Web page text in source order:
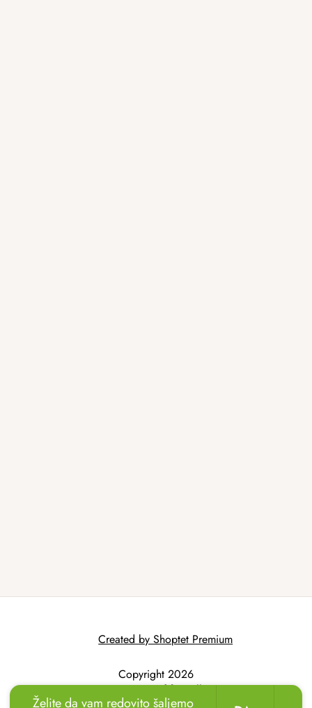
Created by Shoptet Premium
Copyright 2026
AtmoWood.hr. All
rights reserved.
Želite da vam redovito šaljemo